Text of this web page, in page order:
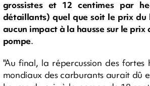
grossistes et 12 centimes par
détaillants) quel que soit le prix du
aucun impact à la hausse sur le prix
pompe.
"Au final, la répercussion des fortes
mondiaux des carburants aurait dû